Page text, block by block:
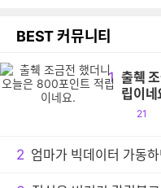
BEST 커뮤니티
1 출췍
립이네
공
21
2 엄마가 빅데이터 가동